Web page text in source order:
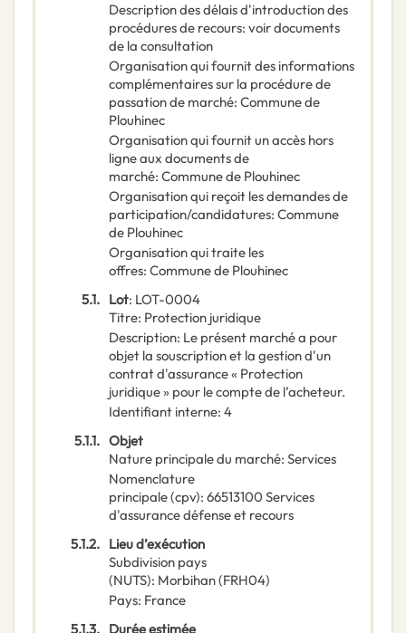
Description des délais d'introduction des
procédures de recours: voir documents
de la consultation
Organisation qui fournit des informations
complémentaires sur la procédure de
passation de marché: Commune de
Plouhinec
Organisation qui fournit un accès hors
ligne aux documents de
marché: Commune de Plouhinec
Organisation qui reçoit les demandes de
participation/candidatures: Commune
de Plouhinec
Organisation qui traite les
offres: Commune de Plouhinec
5.1. Lot: LOT-0004
Titre: Protection juridique
Description: Le présent marché a pour
objet la souscription et la gestion d'un
contrat d'assurance « Protection
juridique » pour le compte de l’acheteur.
Identifiant interne: 4
5.1.1. Objet
Nature principale du marché: Services
Nomenclature
principale(cpv): 66513100 Services
d'assurance défense et recours
5.1.2. Lieu d’exécution
Subdivision pays
(NUTS): Morbihan(FRH04)
Pays: France
5.1.3. Durée estimée